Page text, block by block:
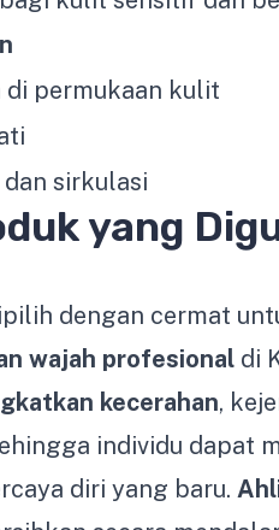
permukaan kulit
sirkulasi
yang
dengan cermat
wajah profesional di
kecerahan,
individu dapat
diri yang baru.